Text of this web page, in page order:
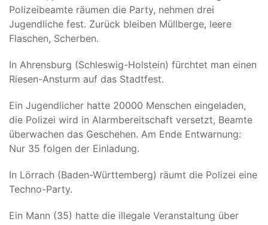
Polizeibeamte räumen die Party, nehmen drei
Jugendliche fest. Zurück bleiben Müllberge, leere
Flaschen, Scherben.
In Ahrensburg (Schleswig-Holstein) fürchtet man einen
Riesen-Ansturm auf das Stadtfest.
Ein Jugendlicher hatte 20000 Menschen eingeladen,
die Polizei wird in Alarmbereitschaft versetzt, Beamte
überwachen das Geschehen. Am Ende Entwarnung:
Nur 35 folgen der Einladung.
In Lörrach (Baden-Württemberg) räumt die Polizei eine
Techno-Party.
Ein Mann (35) hatte die illegale Veranstaltung über